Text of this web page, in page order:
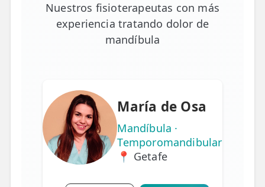
Nuestros fisioterapeutas con más
experiencia tratando dolor de
mandíbula
María de Osa
Mandíbula ·
Temporomandibular
📍 Getafe